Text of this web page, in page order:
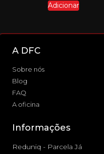
Adicionar
A DFC
Sobre nós
Blog
FAQ
A oficina
Informações
Reduniq - Parcela Já